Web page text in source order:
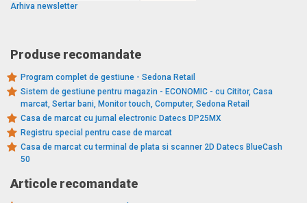
Arhiva newsletter
Produse recomandate
Program complet de gestiune - Sedona Retail
Sistem de gestiune pentru magazin - ECONOMIC - cu Cititor, Casa
marcat, Sertar bani, Monitor touch, Computer, Sedona Retail
Casa de marcat cu jurnal electronic Datecs DP25MX
Registru special pentru case de marcat
Casa de marcat cu terminal de plata si scanner 2D Datecs BlueCash
50
Articole recomandate